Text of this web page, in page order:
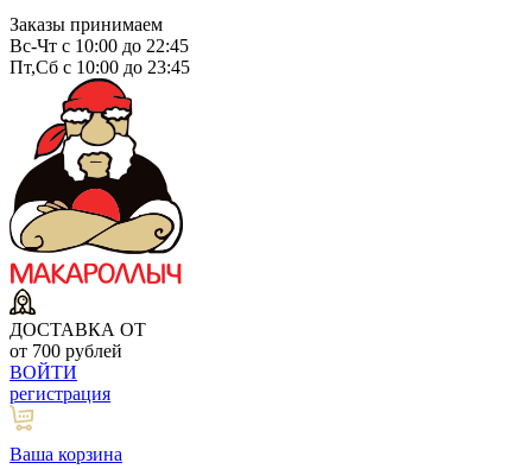
Заказы принимаем
Вс-Чт с 10:00 до 22:45
Пт,Сб с 10:00 до 23:45
ДОСТАВКА ОТ
от 700 рублей
ВОЙТИ
регистрация
Ваша корзина